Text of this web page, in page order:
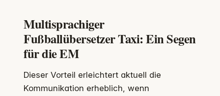
Multisprachiger
Fußballübersetzer Taxi: Ein Segen
für die EM
Dieser Vorteil erleichtert aktuell die
Kommunikation erheblich, wenn